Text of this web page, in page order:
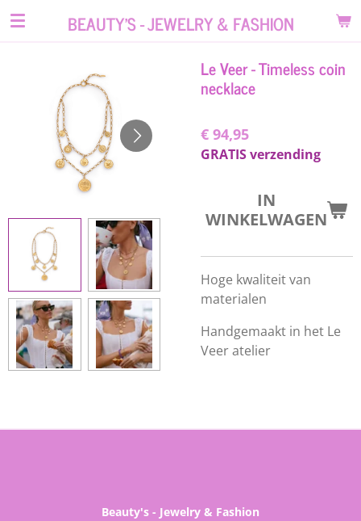
Ga
hoofdinhoud
BEAUTY'S - JEWELRY & FASHION
Le Veer - Timeless coin
necklace
€ 94,95
GRATIS verzending
IN
WINKELWAGEN
Hoge kwaliteit van
materialen
Handgemaakt in het Le
Veer atelier
Beauty's - Jewelry & Fashion